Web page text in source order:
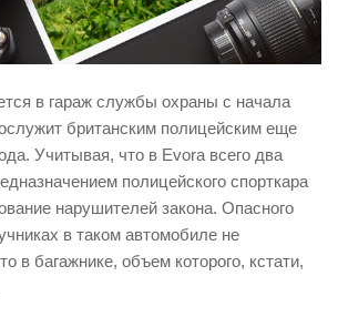
в гараж службы охраны с начала
британским полицейским еще
Учитывая, что в Evora всего два
полицейского спорткара
нарушителей закона. Опасного
в таком автомобиле не
в багажнике, объем которого, кстати,